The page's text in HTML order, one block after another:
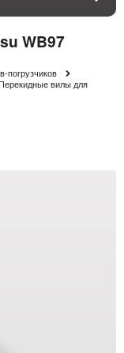
WB97
погрузчиков
вилы для